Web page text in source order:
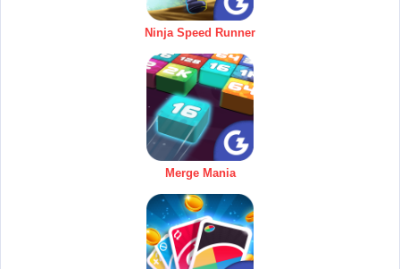
Ninja Speed Runner
Merge Mania